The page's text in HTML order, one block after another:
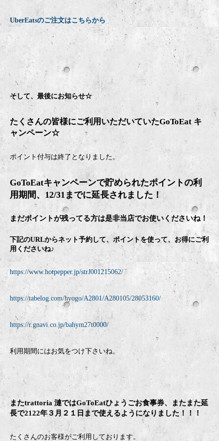
UberEatsのご注文はこちらから
そして、最後にお知らせ☆
たくさんの皆様にご利用いただいていたGoToEat キ
ャンペーン☆
ポイント付与は終了となりました。
GoToEatキャンペーンで貯められたポイントの利
用期間、12/31までに延長されました！
まだポイントが残ってる方は是非当店でお使いくださいね！
下記のURLからネット予約して、ポイントを使って、お得にご利
用くださいね♪
https://www.hotpepper.jp/strJ001215062/
https://tabelog.com/hyogo/A2801/A280105/28053160/
https://r.gnavi.co.jp/bahym27t0000/
利用期間にはお気をつけ下さいね。
またtrattoria 漣ではGoToEatひょうごお食事券、またまた延
長で2122年３月２１日まで使えるようになりました！！！
たくさんのお客様がご利用しております。